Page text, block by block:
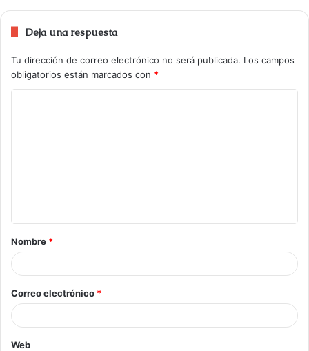
Deja una respuesta
Tu dirección de correo electrónico no será publicada. Los campos
obligatorios están marcados con *
Nombre *
Correo electrónico *
Web